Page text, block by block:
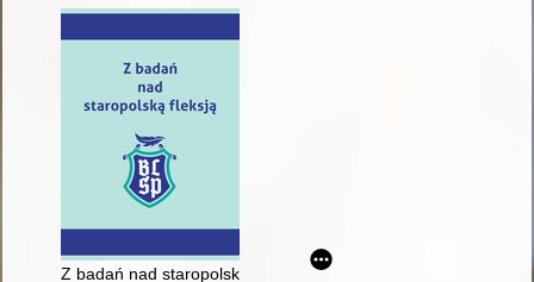
Z badań nad staropolską fleksją